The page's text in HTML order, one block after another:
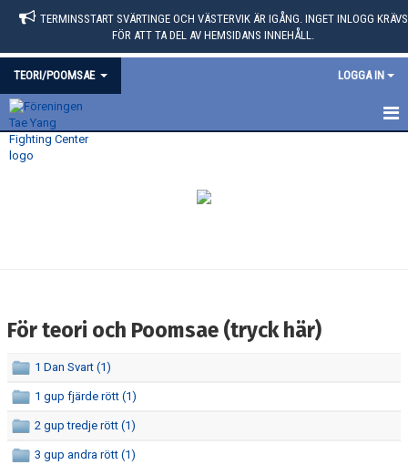
TERMINSSTART SVÄRTINGE OCH VÄSTERVIK ÄR IGÅNG. INGET INLOGG KRÄVS
FÖR ATT TA DEL AV HEMSIDANS INNEHÅLL.
TEORI/POOMSAE LOGGA IN
TEORI
FÖR TEORI OCH POOMSAE (TRYCK HÄR)
För teori och Poomsae (tryck här)
1 Dan Svart (1)
1 gup fjärde rött (1)
2 gup tredje rött (1)
3 gup andra rött (1)